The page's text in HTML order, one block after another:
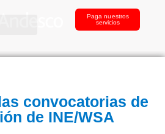
Paga nuestros
servicios
convocatorias de
de INE/WSA